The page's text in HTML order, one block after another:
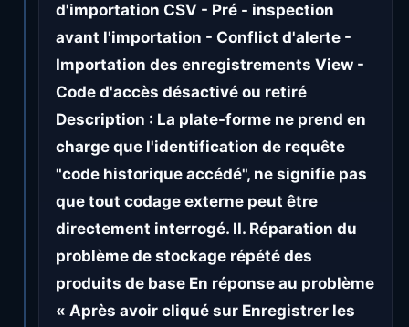
d'importation CSV - Pré - inspection
avant l'importation - Conflict d'alerte -
Importation des enregistrements View -
Code d'accès désactivé ou retiré
Description : La plate-forme ne prend en
charge que l'identification de requête
"code historique accédé", ne signifie pas
que tout codage externe peut être
directement interrogé. II. Réparation du
problème de stockage répété des
produits de base En réponse au problème
« Après avoir cliqué sur Enregistrer les